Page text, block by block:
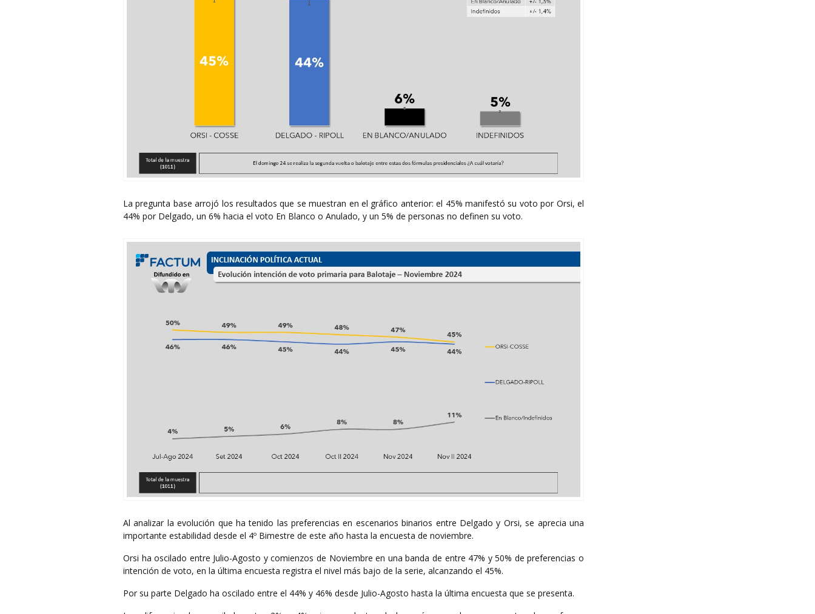
La pregunta base arrojó los resultados que se muestran en el gráfico anterior: el 45% manifestó su voto por Orsi, el
44% por Delgado, un 6% hacia el voto En Blanco o Anulado, y un 5% de personas no definen su voto.
Al analizar la evolución que ha tenido las preferencias en escenarios binarios entre Delgado y Orsi, se aprecia una
importante estabilidad desde el 4º Bimestre de este año hasta la encuesta de noviembre.
Orsi ha oscilado entre Julio-Agosto y comienzos de Noviembre en una banda de entre 47% y 50% de preferencias o
intención de voto, en la última encuesta registra el nivel más bajo de la serie, alcanzando el 45%.
Por su parte Delgado ha oscilado entre el 44% y 46% desde Julio-Agosto hasta la última encuesta que se presenta.